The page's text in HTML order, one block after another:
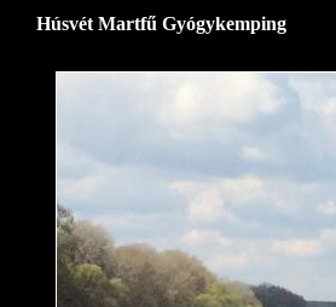
Húsvét Martfű Gyógykemping